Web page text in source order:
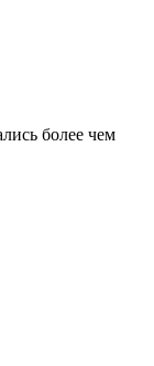
более чем